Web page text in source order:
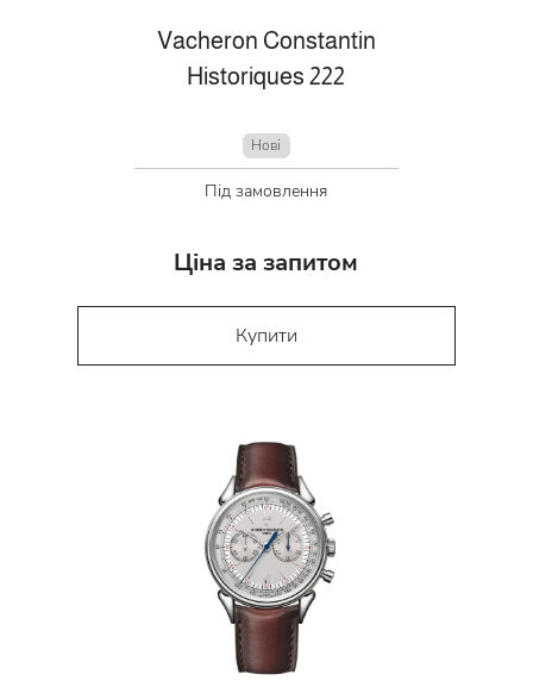
Vacheron Constantin
Historiques 222
Нові
Під замовлення
Ціна за запитом
Купити